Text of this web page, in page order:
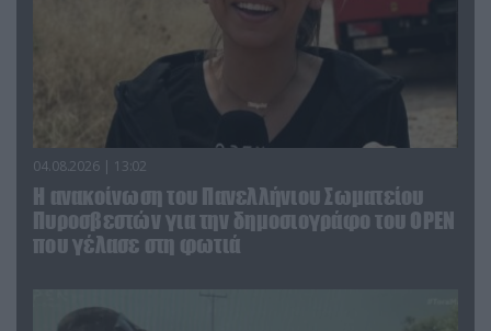
04.08.2026 | 13:02
Η ανακοίνωση του Πανελλήνιου Σωματείου
Πυροσβεστών για την δημοσιογράφο του OPEN
που γέλασε στη φωτιά